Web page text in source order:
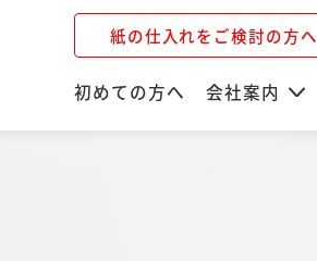
紙の仕入れをご検討の方へ
初めての方へ 会社案内